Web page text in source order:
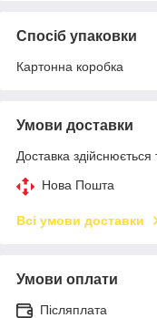
Спосіб упаковки
Картонна коробка
Умови доставки
Доставка здійснюється
Нова Пошта
Всі умови доставки
Умови оплати
Післяплата